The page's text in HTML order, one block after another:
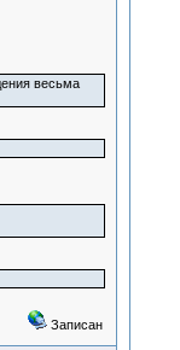
весьма
Записан